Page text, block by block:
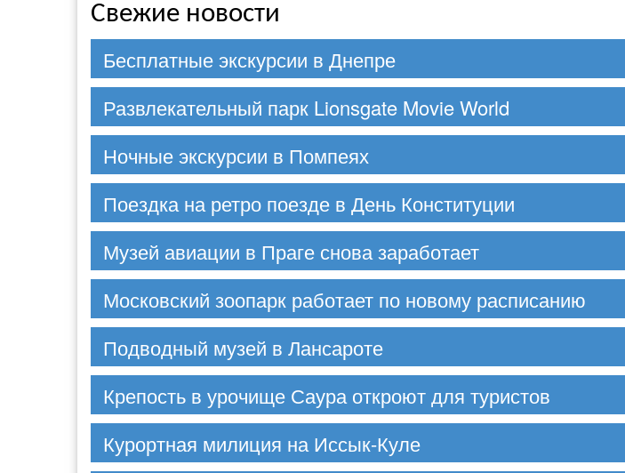
Свежие новости
Бесплатные экскурсии в Днепре
Развлекательный парк Lionsgate Movie World
Ночные экскурсии в Помпеях
Поездка на ретро поезде в День Конституции
Музей авиации в Праге снова заработает
Московский зоопарк работает по новому расписанию
Подводный музей в Лансароте
Крепость в урочище Саура откроют для туристов
Курортная милиция на Иссык-Куле